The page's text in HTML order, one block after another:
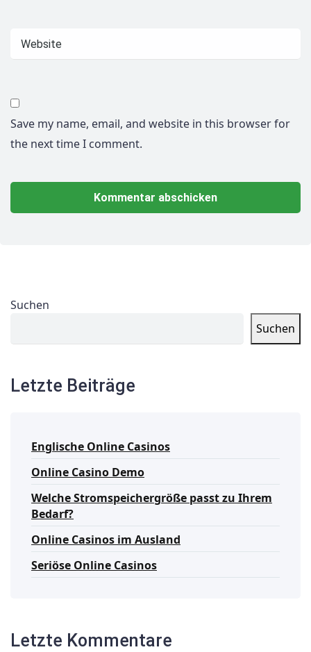
Save my name, email, and website in this browser for
the next time I comment.
Suchen
Suchen
Letzte Beiträge
Englische Online Casinos
Online Casino Demo
Welche Stromspeichergröße passt zu Ihrem
Bedarf?
Online Casinos im Ausland
Seriöse Online Casinos
Letzte Kommentare